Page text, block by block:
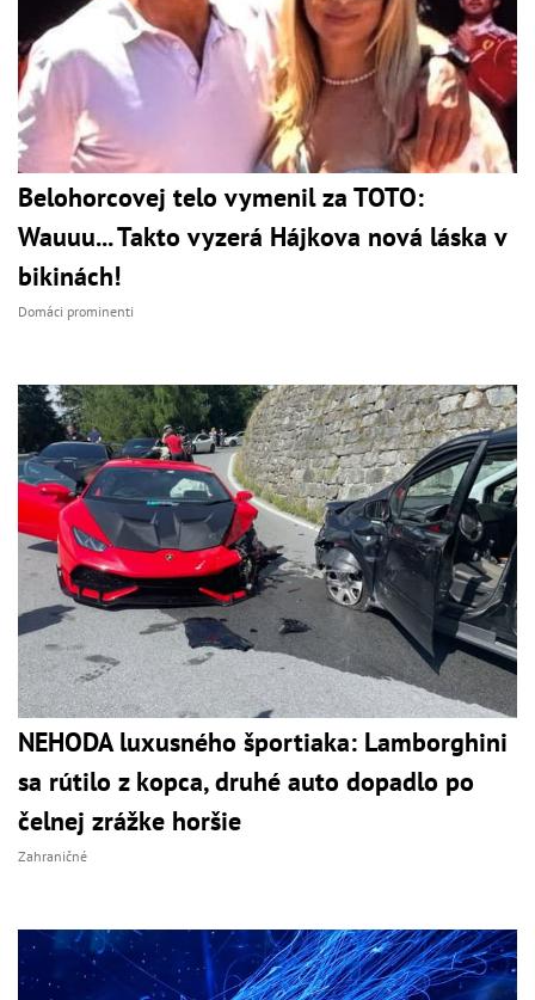
Belohorcovej telo vymenil za TOTO:
Wauuu... Takto vyzerá Hájkova nová láska v
bikinách!
Domáci prominenti
NEHODA luxusného športiaka: Lamborghini
sa rútilo z kopca, druhé auto dopadlo po
čelnej zrážke horšie
Zahraničné